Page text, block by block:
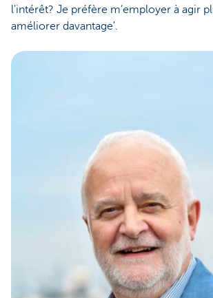
l'intérêt? Je préfère m’employer à agir
améliorer davantage'.